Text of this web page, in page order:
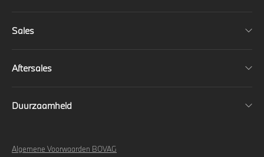
Sales
Aftersales
Duurzaamheid
Algemene Voorwaarden BOVAG